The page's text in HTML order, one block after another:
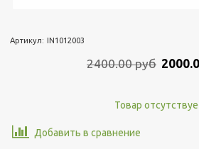
Артикул: IN1012003
2400.00 руб
Товар
Добавить в сравнение